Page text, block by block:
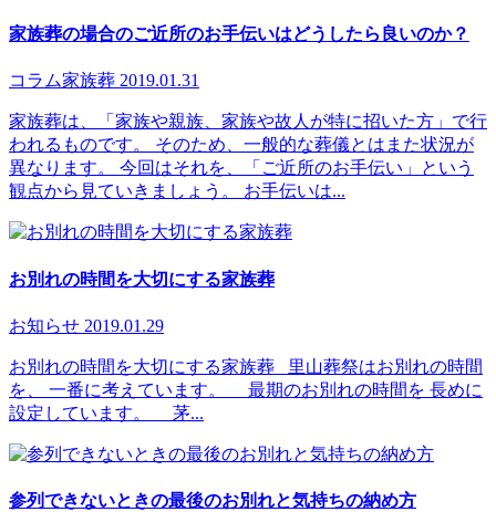
家族葬の場合のご近所のお手伝いはどうしたら良いのか？
コラム家族葬 2019.01.31
家族葬は、「家族や親族、家族や故人が特に招いた方」で行
われるものです。 そのため、一般的な葬儀とはまた状況が
異なります。 今回はそれを、「ご近所のお手伝い」という
観点から見ていきましょう。 お手伝いは...
お別れの時間を大切にする家族葬
お知らせ 2019.01.29
お別れの時間を大切にする家族葬 里山葬祭はお別れの時間
を、 一番に考えています。 最期のお別れの時間を 長めに
設定しています。 茅...
参列できないときの最後のお別れと気持ちの納め方